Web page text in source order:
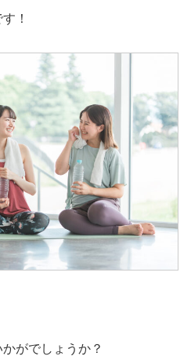
！
がでしょうか？